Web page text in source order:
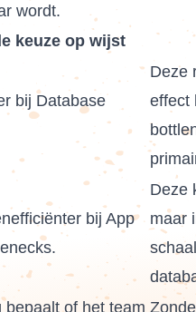
wordt.
keuze op wijst
bij Database
Deze
effect
bij App
Deze
maar
bepaalt of het team